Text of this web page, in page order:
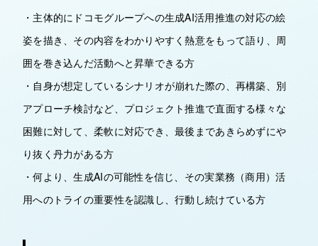
・主体的にドコモグループへの生成AI活用推進の対応の絵
姿を描き、その内容をわかりやすく熱意をもって語り、周
囲を巻き込んだ活動へと昇華できる方
・自身が想定しているシナリオが崩れた際の、再構築、別
アプローチ検討など、プロジェクト推進で直面する様々な
困難に対して、柔軟に対応でき、最後まであきらめずにや
り抜く丹力がある方
・何より、生成AIの可能性を信じ、その実業務（商用）活
用へのトライの重要性を認識し、行動し続けている方